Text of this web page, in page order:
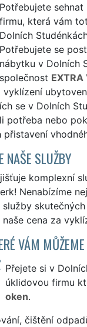
Potřebujete
firmu, která vám
Dolních
Potřebujete se
nábytku v Dolních
společnost EXTRA
vyklízení
se v Dolních
potřeba nebo
přistavení
NAŠE SLUŽBY
komplexní
Nenabízíme
cena za
VÁM
Přejete si v
úklidovou firmu
oken.
čištění